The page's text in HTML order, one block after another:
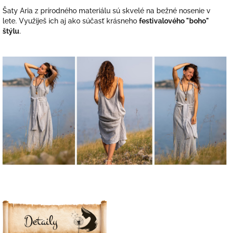
Šaty Aria z prírodného materiálu sú skvelé na bežné nosenie v
lete. Využiješ ich aj ako súčasť krásneho festivalového "boho"
štýlu.